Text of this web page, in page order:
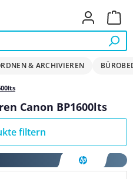
& ARCHIVIEREN
Canon BP1600lts
filtern